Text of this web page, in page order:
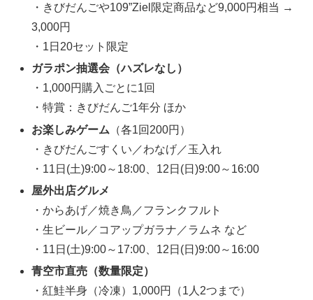
・きびだんごや109”Ziel限定商品など9,000円相当 →
3,000円
・1日20セット限定
ガラポン抽選会（ハズレなし）
・1,000円購入ごとに1回
・特賞：きびだんご1年分 ほか
お楽しみゲーム （各1回200円）
・きびだんごすくい／わなげ／玉入れ
・11日(土)9:00～18:00、12日(日)9:00～16:00
屋外出店グルメ
・からあげ／焼き鳥／フランクフルト
・生ビール／コアップガラナ／ラムネ など
・11日(土)9:00～17:00、12日(日)9:00～16:00
青空市直売（数量限定）
・紅鮭半身（冷凍）1,000円（1人2つまで）